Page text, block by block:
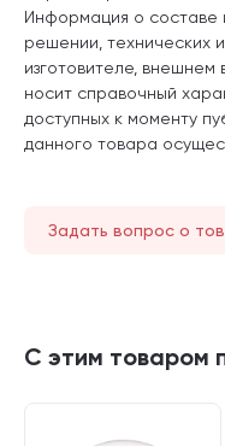
Информация о составе
решении, технических
изготовителе, внешнем
носит справочный
доступных к моменту
данного товара
Задать вопрос о
С этим товаром